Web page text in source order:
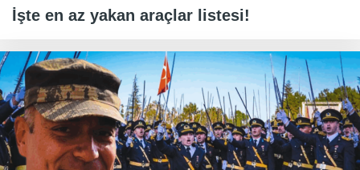
İşte en az yakan araçlar listesi!